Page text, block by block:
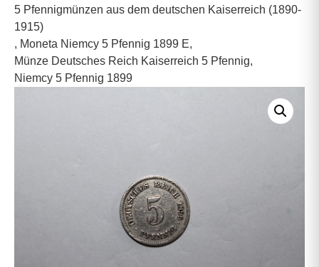
5 Pfennigmünzen aus dem deutschen Kaiserreich (1890-
1915)
, Moneta Niemcy 5 Pfennig 1899 E,
Münze Deutsches Reich Kaiserreich 5 Pfennig,
Niemcy 5 Pfennig 1899